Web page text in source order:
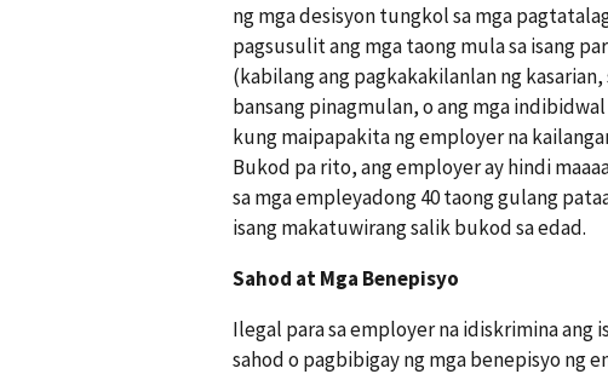
ng mga desisyon tungkol sa mga
pagsusulit ang mga taong mula sa isang
(kabilang ang pagkakakilanlan ng
bansang pinagmulan, o ang mga
kung maipapakita ng employer na
Bukod pa rito, ang employer ay hindi
sa mga empleyadong 40 taong gulang
isang makatuwirang salik bukod sa edad.
Sahod at Mga Benepisyo
Ilegal para sa employer na idiskrimina ang
sahod o pagbibigay ng mga benepisyo ng